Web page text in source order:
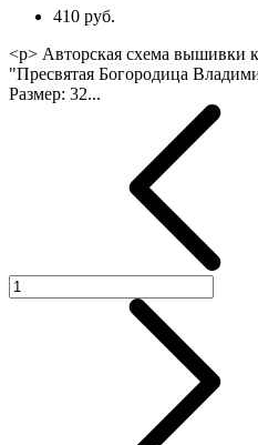
410 руб.
<p> Авторская схема вышивки
"Пресвятая Богородица
Размер: 32...